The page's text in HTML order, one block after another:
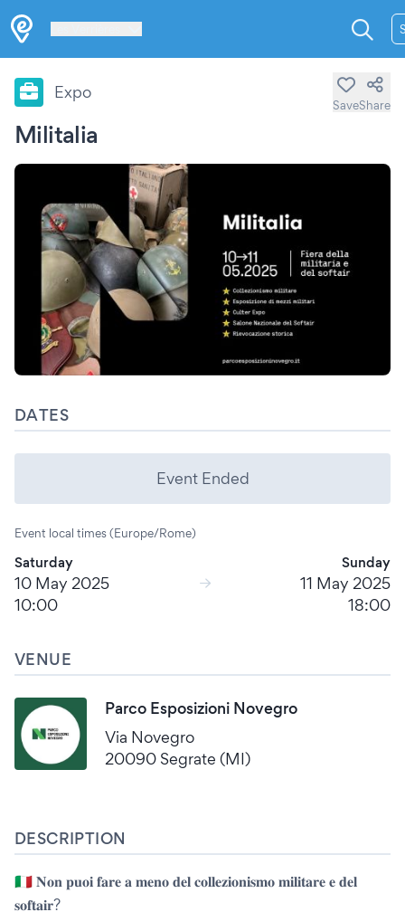
Militalia
Expo
SaveShare
DATES
Event Ended
Event local times (Europe/Rome)
Saturday
10 May 2025
10:00
Sunday
11 May 2025
18:00
VENUE
Parco Esposizioni Novegro
Via Novegro
20090 Segrate (MI)
DESCRIPTION
🇮🇹 𝐍𝐨𝐧 𝐩𝐮𝐨𝐢 𝐟𝐚𝐫𝐞 𝐚 𝐦𝐞𝐧𝐨 𝐝𝐞𝐥 𝐜𝐨𝐥𝐥𝐞𝐳𝐢𝐨𝐧𝐢𝐬𝐦𝐨 𝐦𝐢𝐥𝐢𝐭𝐚𝐫𝐞 𝐞 𝐝𝐞𝐥
𝐬𝐨𝐟𝐭𝐚𝐢𝐫?